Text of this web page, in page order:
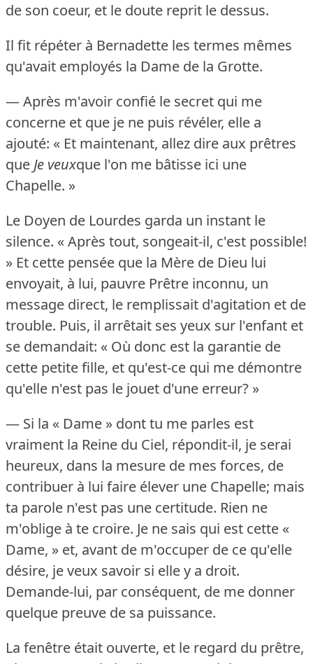
de son coeur, et le doute reprit le dessus.
Il fit répéter à Bernadette les termes mêmes
qu'avait employés la Dame de la Grotte.
— Après m'avoir confié le secret qui me
concerne et que je ne puis révéler, elle a
ajouté: « Et maintenant, allez dire aux prêtres
queJe veuxque l'on me bâtisse ici une
Chapelle. »
Le Doyen de Lourdes garda un instant le
silence. « Après tout, songeait-il, c'est possible!
» Et cette pensée que la Mère de Dieu lui
envoyait, à lui, pauvre Prêtre inconnu, un
message direct, le remplissait d'agitation et de
trouble. Puis, il arrêtait ses yeux sur l'enfant et
se demandait: « Où donc est la garantie de
cette petite fille, et qu'est-ce qui me démontre
qu'elle n'est pas le jouet d'une erreur? »
— Si la « Dame » dont tu me parles est
vraiment la Reine du Ciel, répondit-il, je serai
heureux, dans la mesure de mes forces, de
contribuer à lui faire élever une Chapelle; mais
ta parole n'est pas une certitude. Rien ne
m'oblige à te croire. Je ne sais qui est cette «
Dame, » et, avant de m'occuper de ce qu'elle
désire, je veux savoir si elle y a droit.
Demande-lui, par conséquent, de me donner
quelque preuve de sa puissance.
La fenêtre était ouverte, et le regard du prêtre,